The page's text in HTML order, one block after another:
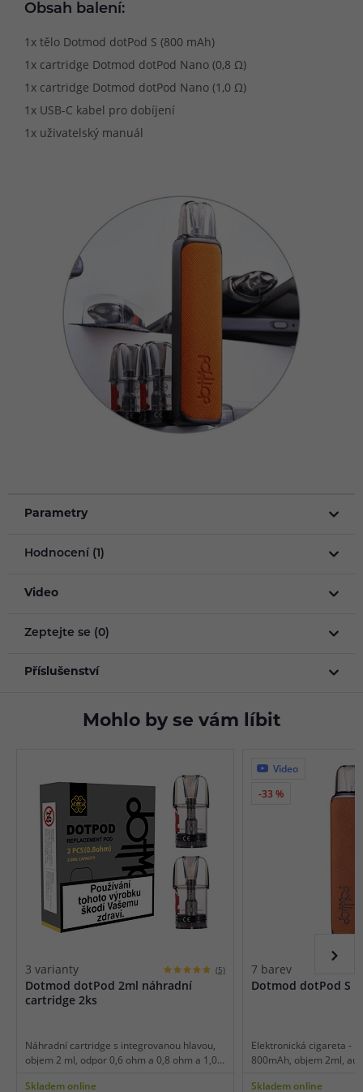
Obsah balení:
1x tělo Dotmod dotPod S (800 mAh)
1x cartridge Dotmod dotPod Nano (0,8 Ω)
1x cartridge Dotmod dotPod Nano (1,0 Ω)
1x USB-C kabel pro dobíjení
1x uživatelský manuál
Parametry
Hodnocení (1)
Video
Zeptejte se (0)
Příslušenství
Mohlo by se vám líbit
3 varianty (5)
Dotmod dotPod 2ml náhradní
cartridge 2ks
Náhradní cartridge s integrovanou hlavou,
objem 2 ml, odpor 0,6 ohm a 0,8 ohm a 1,0
MTL vaping, 2ks v balení.
Skladem online
Video
-33 %
7 barev
Dotmod dotPod S
Elektronická cigareta -
800mAh, objem 2ml,
dioda, luxusní
Skladem online